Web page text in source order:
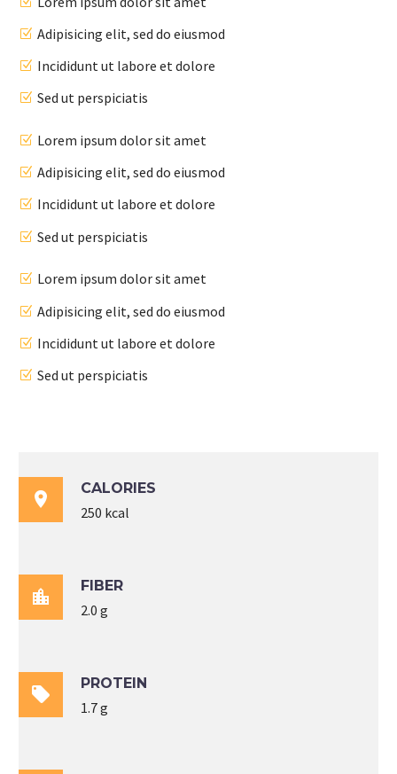
Adipisicing elit, sed do eiusmod
Incididunt ut labore et dolore
Sed ut perspiciatis
Lorem ipsum dolor sit amet
Adipisicing elit, sed do eiusmod
Incididunt ut labore et dolore
Sed ut perspiciatis
Lorem ipsum dolor sit amet
Adipisicing elit, sed do eiusmod
Incididunt ut labore et dolore
Sed ut perspiciatis

CALORIES
250 kcal

FIBER
2.0 g

PROTEIN
1.7 g